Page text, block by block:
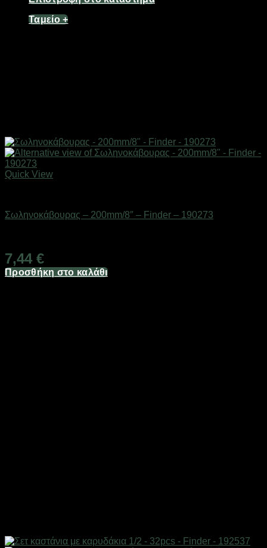
Ταμείο +
Quick View
Σωληνοκάβουρας – 200mm/8″ – Finder – 190273
7,44 €
Προσθήκη στο καλάθι